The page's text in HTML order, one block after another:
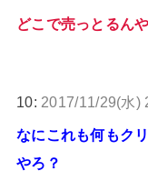
どこで売っとるん
10: 2017/11/29(水)
なにこれも何もク
やろ？